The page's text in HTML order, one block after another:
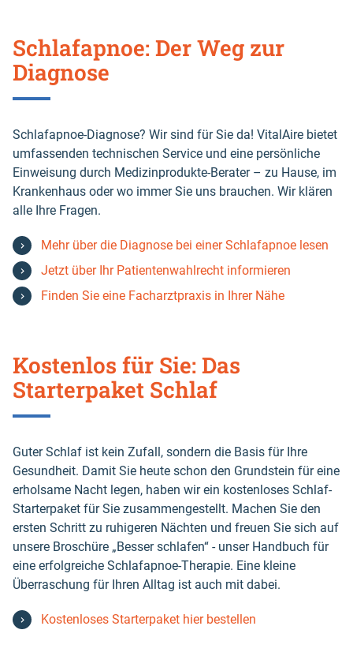
Schlafapnoe: Der Weg zur
Diagnose
Schlafapnoe-Diagnose? Wir sind für Sie da! VitalAire bietet
umfassenden technischen Service und eine persönliche
Einweisung durch Medizinprodukte-Berater – zu Hause, im
Krankenhaus oder wo immer Sie uns brauchen. Wir klären
alle Ihre Fragen.
Mehr über die Diagnose bei einer Schlafapnoe lesen
Jetzt über Ihr Patientenwahlrecht informieren
Finden Sie eine Facharztpraxis in Ihrer Nähe
Kostenlos für Sie: Das
Starterpaket Schlaf
Guter Schlaf ist kein Zufall, sondern die Basis für Ihre
Gesundheit. Damit Sie heute schon den Grundstein für eine
erholsame Nacht legen, haben wir ein kostenloses Schlaf-
Starterpaket für Sie zusammengestellt. Machen Sie den
ersten Schritt zu ruhigeren Nächten und freuen Sie sich auf
unsere Broschüre „Besser schlafen“ - unser Handbuch für
eine erfolgreiche Schlafapnoe-Therapie. Eine kleine
Überraschung für Ihren Alltag ist auch mit dabei.
Kostenloses Starterpaket hier bestellen